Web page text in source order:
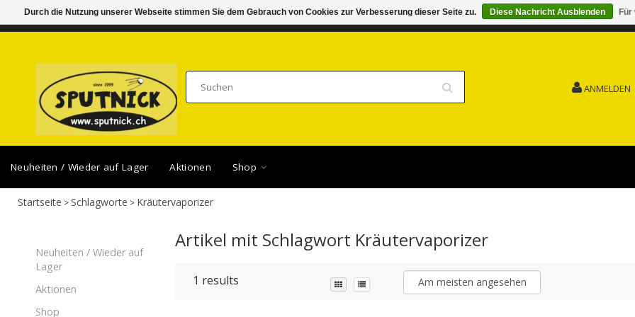
DI-FR 11.00 - 18.30, SA 10.00 - 16.00 SAMSTAG 15.08. GESCHLOSSEN FEIERTAG
ANMELDEN
Neuheiten / Wieder auf Lager Aktionen Shop
Startseite >Schlagworte > Kräutervaporizer
Neuheiten / Wieder auf
Lager
Aktionen
Shop
Artikel mit Schlagwort Kräutervaporizer
1 results Am meisten angesehen
Durch die Nutzung unserer Webseite stimmen Sie dem Gebrauch von Cookies zur Verbesserung dieser Seite zu. Diese Nachricht Ausblenden